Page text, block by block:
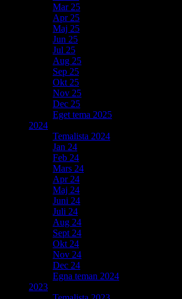
Mar 25
Apr 25
Maj 25
Jun 25
Jul 25
Aug 25
Sep 25
Okt 25
Nov 25
Dec 25
Eget tema 2025
2024
Temalista 2024
Jan 24
Feb 24
Mars 24
Apr 24
Maj 24
Juni 24
Juli 24
Aug 24
Sept 24
Okt 24
Nov 24
Dec 24
Egna teman 2024
2023